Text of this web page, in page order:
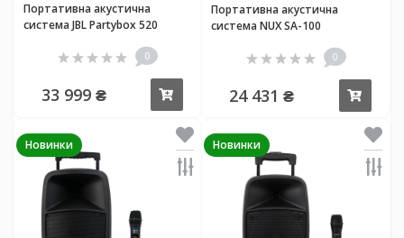
Портативна акустична
система JBL Partybox 520
0
33 999 ₴
Портативна акустична
система NUX SA-100
0
24 431 ₴
Новинки Новинки